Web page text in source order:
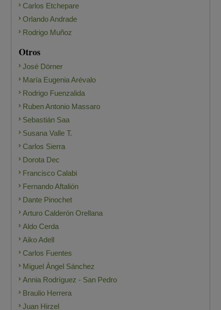
Carlos Etchepare
Orlando Andrade
Rodrigo Muñoz
Otros
José Dörner
María Eugenia Arévalo
Rodrigo Fuenzalida
Ruben Antonio Massaro
Sebastián Saa
Susana Valle T.
Carlos Sierra
Dorota Dec
Francisco Calabi
Fernando Aftalión
Dante Pinochet
Arturo Calderón Orellana
Aldo Cerda
Aiko Adell
Carlos Fuentes
Miguel Ángel Sánchez
Annia Rodríguez - San Pedro
Braulio Herrera
Juan Hirzel